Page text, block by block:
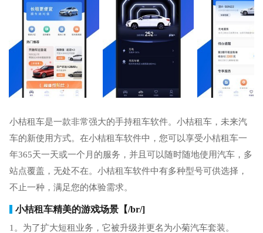
小桔租车是一款非常强大的手持租车软件。小桔租车，未来汽
车的新使用方式。在小桔租车软件中，您可以享受小桔租车一
年365天一天或一个月的服务，并且可以随时随地使用汽车，多
站点覆盖，无处不在。小桔租车软件中有多种型号可供选择，
不止一种，满足您的体验需求。
小桔租车精美的游戏场景【/br/]
1。为了扩大短租业务，它被升级并更名为小菊汽车套装。